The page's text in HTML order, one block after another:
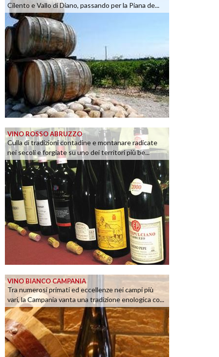
Cilento e Vallo di Diano, passando per la Piana de...
VINO ROSSO ABRUZZO
Culla di tradizioni contadine e montanare radicate
nei secoli e forgiate su uno dei territori più be...
VINO BIANCO CAMPANIA
Tra numerosi primati ed eccellenze nei campi più
vari, la Campania vanta una tradizione enologica co...